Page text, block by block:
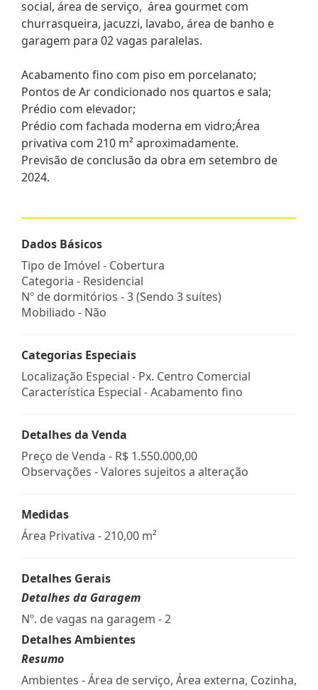
social, área de serviço, área gourmet com
churrasqueira, jacuzzi, lavabo, área de banho e
garagem para 02 vagas paralelas.
Acabamento fino com piso em porcelanato;
Pontos de Ar condicionado nos quartos e sala;
Prédio com elevador;
Prédio com fachada moderna em vidro;Área
privativa com 210 m² aproximadamente.
Previsão de conclusão da obra em setembro de
2024.
Dados Básicos
Tipo de Imóvel - Cobertura
Categoria - Residencial
Nº de dormitórios - 3 (Sendo 3 suítes)
Mobiliado - Não
Categorias Especiais
Localização Especial - Px. Centro Comercial
Característica Especial - Acabamento fino
Detalhes da Venda
Preço de Venda - R$ 1.550.000,00
Observações - Valores sujeitos a alteração
Medidas
Área Privativa - 210,00 m²
Detalhes Gerais
Detalhes da Garagem
Nº. de vagas na garagem - 2
Detalhes Ambientes
Resumo
Ambientes - Área de serviço, Área externa, Cozinha,